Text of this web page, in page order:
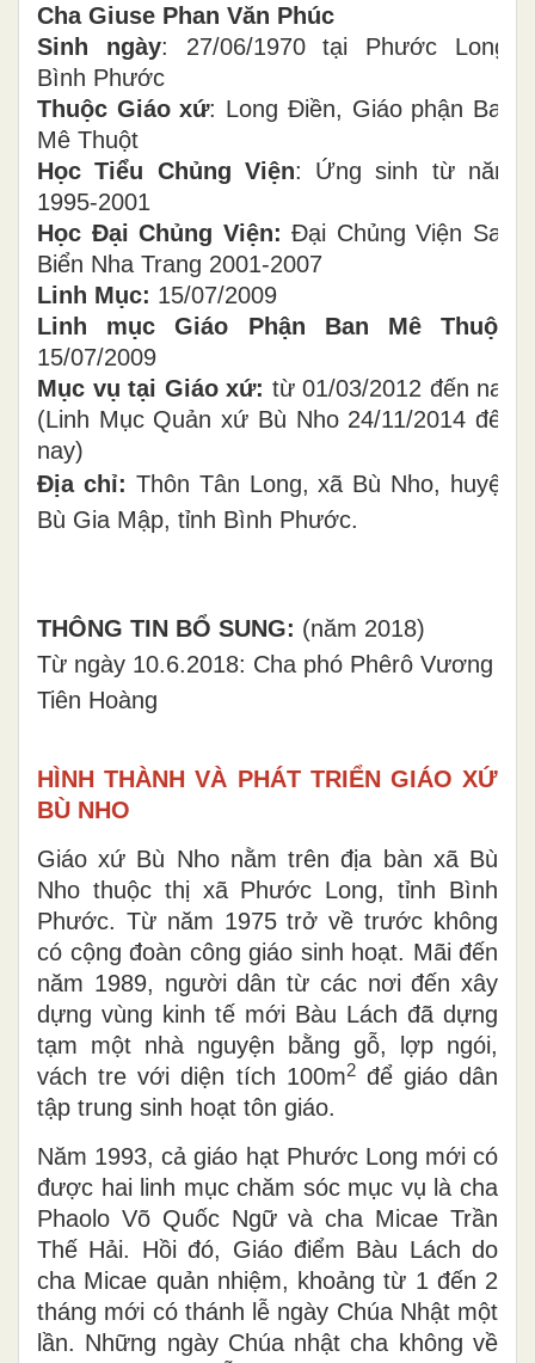
Cha Giuse Phan Văn Phúc
Sinh ngày: 27/06/1970 tại Phước Long,
Bình Phước
Thuộc Giáo xứ: Long Điền, Giáo phận Ban
Mê Thuột
Học Tiểu Chủng Viện: Ứng sinh từ năm
1995-2001
Học Đại Chủng Viện:Đại Chủng Viện Sao
Biển Nha Trang 2001-2007
Linh Mục: 15/07/2009
Linh mục Giáo Phận Ban Mê Thuột:
15/07/2009
Mục vụ tại Giáo xứ: từ 01/03/2012 đến nay
(Linh Mục Quản xứ Bù Nho 24/11/2014 đến
nay)
Địa chỉ: Thôn Tân Long, xã Bù Nho, huyện
Bù Gia Mập, tỉnh Bình Phước.
THÔNG TIN BỔ SUNG: (năm 2018)
Từ ngày 10.6.2018: Cha phó Phêrô Vương
Tiên Hoàng
HÌNH THÀNH VÀ PHÁT TRIỂN GIÁO XỨ
BÙ NHO
Giáo xứ Bù Nho nằm trên địa bàn xã Bù
Nho thuộc thị xã Phước Long, tỉnh Bình
Phước. Từ năm 1975 trở về trước không
có cộng đoàn công giáo sinh hoạt. Mãi đến
năm 1989, người dân từ các nơi đến xây
dựng vùng kinh tế mới Bàu Lách đã dựng
tạm một nhà nguyện bằng gỗ, lợp ngói,
vách tre với diện tích 100m2để giáo dân
tập trung sinh hoạt tôn giáo.
Năm 1993, cả giáo hạt Phước Long mới có
được hai linh mục chăm sóc mục vụ là cha
Phaolo Võ Quốc Ngữ và cha Micae Trần
Thế Hải. Hồi đó, Giáo điểm Bàu Lách do
cha Micae quản nhiệm, khoảng từ 1 đến 2
tháng mới có thánh lễ ngày Chúa Nhật một
lần. Những ngày Chúa nhật cha không về